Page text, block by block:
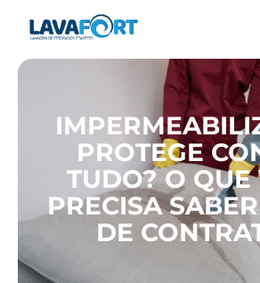
PROTEGE
TUDO? O QUE
PRECISA
DE